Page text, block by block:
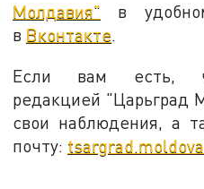
Молдавия" в
в Вконтакте.
Если вам есть,
редакцией "Царьград
свои наблюдения, а
почту: